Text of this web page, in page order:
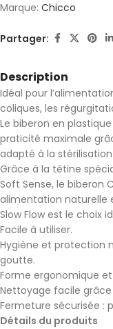
Marque: Chicco
Partager:
Description
Idéal pour
coliques, les
Le biberon en
praticité maximale
adapté à la
Grâce à la tétine
Soft Sense, le biberon
alimentation naturelle
Slow Flow est le choix
Facile à utiliser.
Hygiène et protection
goutte.
Forme ergonomique
Nettoyage facile grâce
Fermeture sécurisée :
Détails du produits